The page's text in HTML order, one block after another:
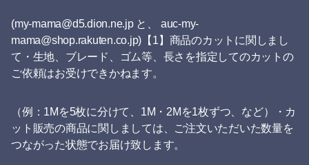
(my-mama@d5.dion.ne.jp と、 auc-my-
mama@shop.rakuten.co.jp)【1】商品のカットに関しまし
て・生地、ブレード、ゴム等、長さを指定してのカットの
ご依頼はお受けできかねます。
（例：1Mを5枚に分けて、1M・2Mを1枚ずつ、など）・カ
ット販売の商品に関しましては、ご注文いただいた数量を
つながった状態でお届け致します。